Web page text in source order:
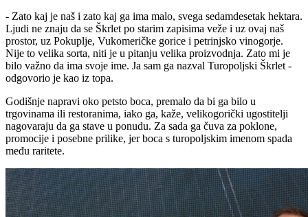
- Zato kaj je naš i zato kaj ga ima malo, svega sedamdesetak hektara.
Ljudi ne znaju da se Škrlet po starim zapisima veže i uz ovaj naš
prostor, uz Pokuplje, Vukomeričke gorice i petrinjsko vinogorje.
Nije to velika sorta, niti je u pitanju velika proizvodnja. Zato mi je
bilo važno da ima svoje ime. Ja sam ga nazval Turopoljski Škrlet -
odgovorio je kao iz topa.
Godišnje napravi oko petsto boca, premalo da bi ga bilo u
trgovinama ili restoranima, iako ga, kaže, velikogorički ugostitelji
nagovaraju da ga stave u ponudu. Za sada ga čuva za poklone,
promocije i posebne prilike, jer boca s turopoljskim imenom spada
među raritete.